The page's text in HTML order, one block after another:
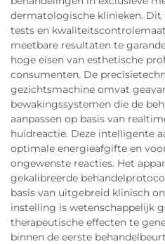
dermatologische klinieken.
tests en
meetbare resultaten te
hoge eisen van esthetische
consumenten. De
gezichtsmachine omvat
bewakingssystemen die de
aanpassen op basis van
huidreactie. Deze intelligente
optimale energieafgifte en
ongewenste reacties. Het
gekalibreerde
basis van uitgebreid klinisch
instelling is wetenschappelijk
therapeutische effecten te
binnen de eerste